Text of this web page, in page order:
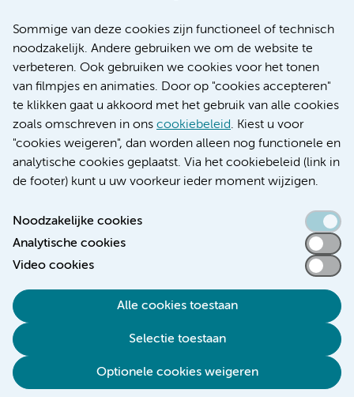
Sommige van deze cookies zijn functioneel of technisch
noodzakelijk. Andere gebruiken we om de website te
verbeteren. Ook gebruiken we cookies voor het tonen
van filmpjes en animaties. Door op "cookies accepteren"
te klikken gaat u akkoord met het gebruik van alle cookies
zoals omschreven in ons cookiebeleid. Kiest u voor
"cookies weigeren", dan worden alleen nog functionele en
analytische cookies geplaatst. Via het cookiebeleid (link in
de footer) kunt u uw voorkeur ieder moment wijzigen.
Noodzakelijke cookies
Analytische cookies
Video cookies
Alle cookies toestaan
Selectie toestaan
Optionele cookies weigeren
Nieuws
Research
Educatie locatie AMC
Educatie locatie VUmc
Verwijzen & diagnostiek
Toegankelijkheidsverklaring
Responsible disclosure